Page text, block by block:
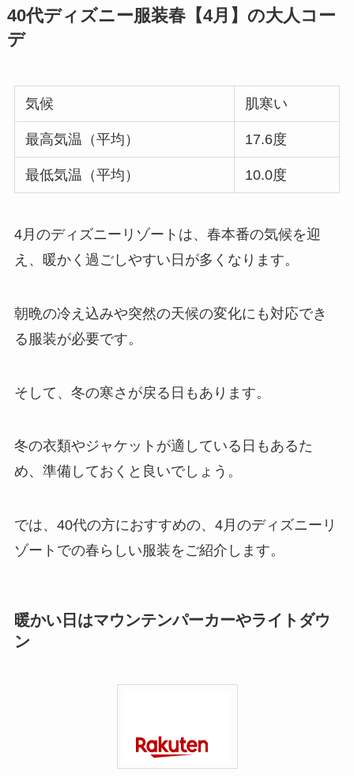
40代ディズニー服装春【4月】の大人コー
デ
気候 肌寒い
最高気温（平均） 17.6度
最低気温（平均） 10.0度
4月のディズニーリゾートは、春本番の気候を迎
え、暖かく過ごしやすい日が多くなります。
朝晩の冷え込みや突然の天候の変化にも対応でき
る服装が必要です。
そして、冬の寒さが戻る日もあります。
冬の衣類やジャケットが適している日もあるた
め、準備しておくと良いでしょう。
では、40代の方におすすめの、4月のディズニーリ
ゾートでの春らしい服装をご紹介します。
暖かい日はマウンテンパーカーやライトダウ
ン